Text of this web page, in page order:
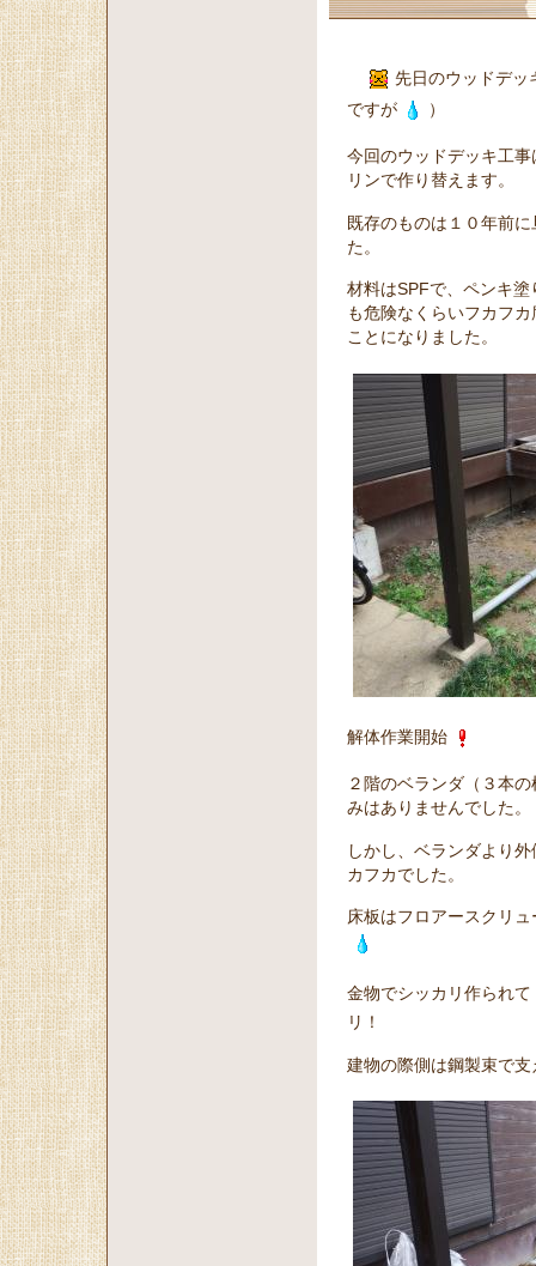
先日のウッドデッ
ですが
）
今回のウッドデッキ工
リンで作り替えます。
既存のものは１０年前
た。
材料はSPFで、ペンキ
も危険なくらいフカフ
ことになりました。
解体作業開始
２階のベランダ（３本
みはありませんでした。
しかし、ベランダより
カフカでした。
床板はフロアースクリ
金物でシッカリ作られて
リ！
建物の際側は鋼製束で